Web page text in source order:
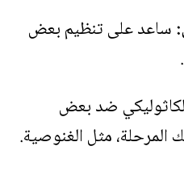
ساعد على تنظيم بعض
ضد بعض
المرحلة، مثل الغنوصية.